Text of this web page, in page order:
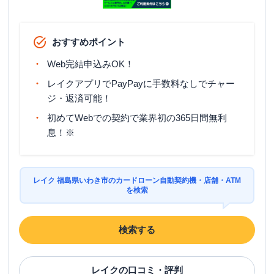
おすすめポイント
Web完結申込みOK！
レイクアプリでPayPayに手数料なしでチャー
ジ・返済可能！
初めてWebでの契約で業界初の365日間無利
息！※
レイク 福島県いわき市のカードローン自動契約機・店舗・ATM
を検索
検索する
レイクの口コミ・評判